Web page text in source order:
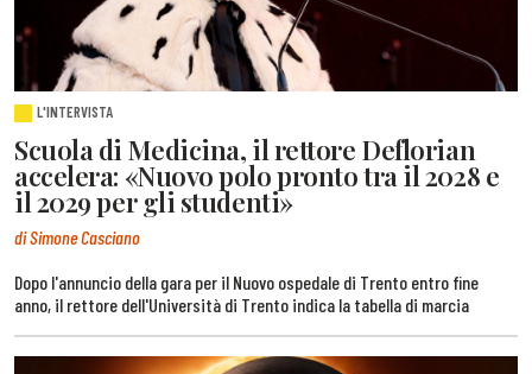
L'INTERVISTA
Scuola di Medicina, il rettore Deflorian
accelera: «Nuovo polo pronto tra il 2028 e
il 2029 per gli studenti»
di Simone Casciano
Dopo l'annuncio della gara per il Nuovo ospedale di Trento entro fine
anno, il rettore dell'Università di Trento indica la tabella di marcia